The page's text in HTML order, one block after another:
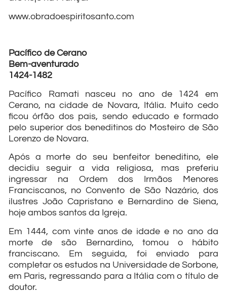
www.obradoespiritosanto.com
Pacífico de Cerano
Bem-aventurado
1424-1482
Pacífico Ramati nasceu no ano de 1424 em
Cerano, na cidade de Novara, Itália. Muito cedo
ficou órfão dos pais, sendo educado e formado
pelo superior dos beneditinos do Mosteiro de São
Lorenzo de Novara.
Após a morte do seu benfeitor beneditino, ele
decidiu seguir a vida religiosa, mas preferiu
ingressar na Ordem dos Irmãos Menores
Franciscanos, no Convento de São Nazário, dos
ilustres João Capristano e Bernardino de Siena,
hoje ambos santos da Igreja.
Em 1444, com vinte anos de idade e no ano da
morte de são Bernardino, tomou o hábito
franciscano. Em seguida, foi enviado para
completar os estudos na Universidade de Sorbone,
em Paris, regressando para a Itália com o título de
doutor.